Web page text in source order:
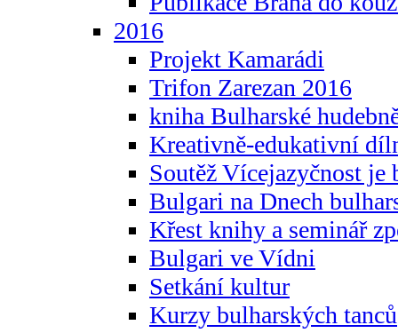
2016
Projekt Kamarádi
Trifon Zarezan 2016
kniha Bulharské
Kreativně-edukativní
Soutěž Vícejazyčnost je
Bulgari na Dnech
Křest knihy a seminář
Bulgari ve Vídni
Setkání kultur
Kurzy bulharských tanců